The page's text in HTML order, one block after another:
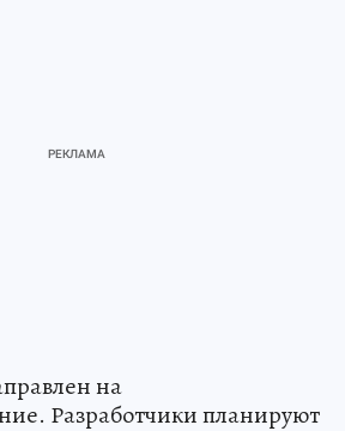
на
Разработчики планируют